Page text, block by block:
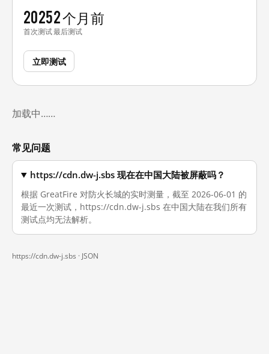
2025
首次测试
2 个月前
最后测试
立即测试
加载中……
常见问题
https://cdn.dw-j.sbs 现在在中国大陆被屏蔽吗？
根据 GreatFire 对防火长城的实时测量，截至 2026-06-01 的
最近一次测试，https://cdn.dw-j.sbs 在中国大陆在我们所有
测试点均无法解析。
https://cdn.dw-j.sbs · JSON